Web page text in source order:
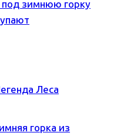
зимнюю горку
Леса
горка из